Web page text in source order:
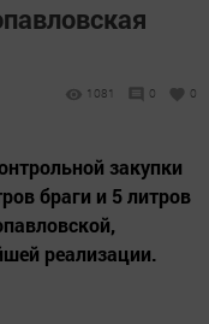
1081 0 0
закупки
браги и 5 литров
реализации.